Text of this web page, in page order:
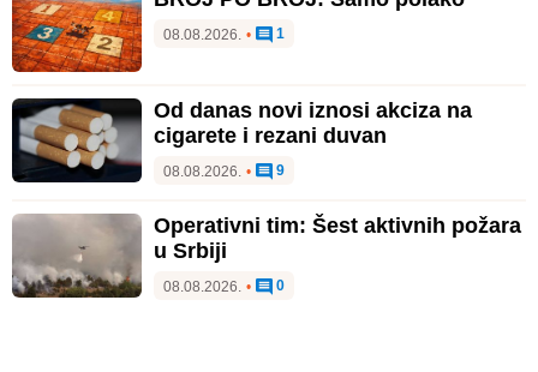
08.08.2026. • 1
Od danas novi iznosi akciza na
cigarete i rezani duvan
08.08.2026. • 9
Operativni tim: Šest aktivnih požara
u Srbiji
08.08.2026. • 0